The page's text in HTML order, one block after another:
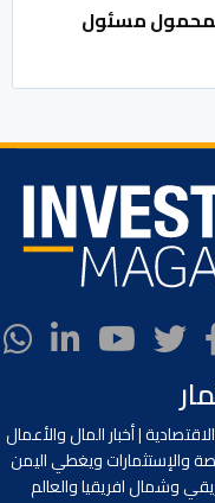
مسئول
| أخبار المال والأعمال
والإستثمارات ويغطي اليمن
وشمال افريقيا والعالم